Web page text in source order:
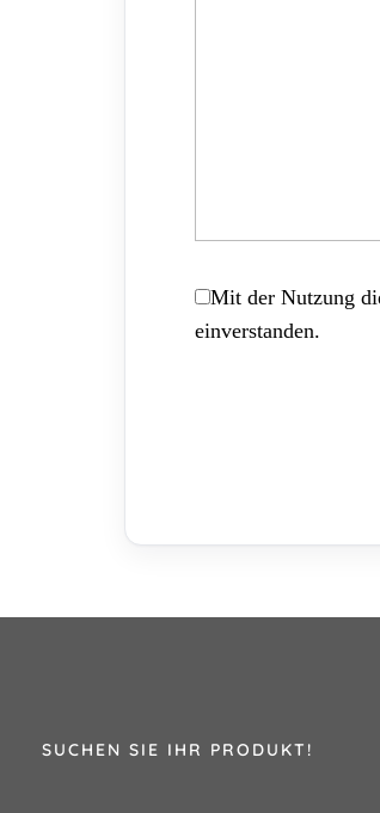
Mit der Nutzung
einverstanden.
SUCHEN SIE IHR PRODUKT!